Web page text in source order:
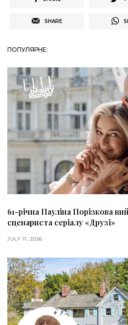
SHARE
ПОПУЛЯРНЕ:
61-річна Пауліна Порізкова
сценариста серіалу «Друзі»
JULY 11, 2026